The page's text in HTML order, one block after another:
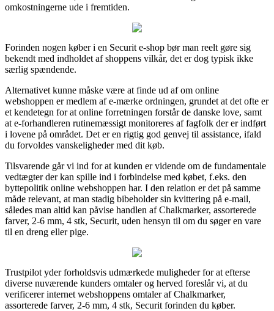
omkostningerne ude i fremtiden.
Forinden nogen køber i en Securit e-shop bør man reelt gøre sig
bekendt med indholdet af shoppens vilkår, det er dog typisk ikke
særlig spændende.
Alternativet kunne måske være at finde ud af om online
webshoppen er medlem af e-mærke ordningen, grundet at det ofte er
et kendetegn for at online forretningen forstår de danske love, samt
at e-forhandleren rutinemæssigt monitoreres af fagfolk der er indført
i lovene på området. Det er en rigtig god genvej til assistance, ifald
du forvoldes vanskeligheder med dit køb.
Tilsvarende går vi ind for at kunden er vidende om de fundamentale
vedtægter der kan spille ind i forbindelse med købet, f.eks. den
byttepolitik online webshoppen har. I den relation er det på samme
måde relevant, at man stadig bibeholder sin kvittering på e-mail,
således man altid kan påvise handlen af Chalkmarker, assorterede
farver, 2-6 mm, 4 stk, Securit, uden hensyn til om du søger en vare
til en dreng eller pige.
Trustpilot yder forholdsvis udmærkede muligheder for at efterse
diverse nuværende kunders omtaler og herved foreslår vi, at du
verificerer internet webshoppens omtaler af Chalkmarker,
assorterede farver, 2-6 mm, 4 stk, Securit forinden du køber.